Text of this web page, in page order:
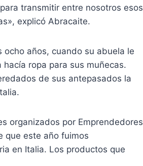
transmitir entre nosotros esos
explicó Abracaite.
ocho años, cuando su abuela le
ropa para sus muñecas.
de sus antepasados la
organizados por Emprendedores
que este año fuimos
en Italia. Los productos que